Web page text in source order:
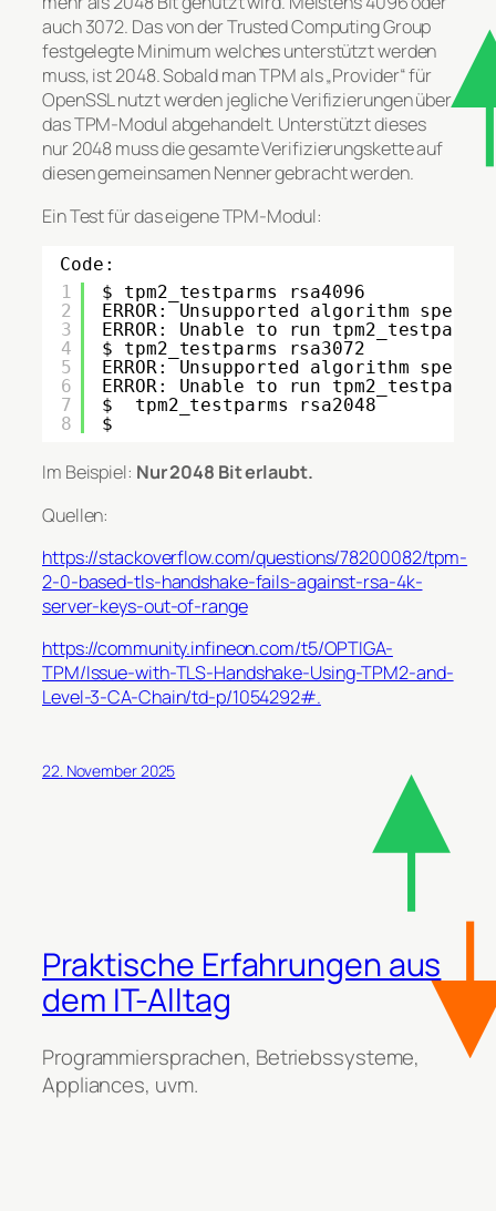
auch 3072. Das von der Trusted Computing Group
festgelegte Minimum welches unterstützt werden
muss, ist 2048. Sobald man TPM als „Provider“ für
OpenSSL nutzt werden jegliche Verifizierungen über
das TPM-Modul abgehandelt. Unterstützt dieses
nur 2048 muss die gesamte Verifizierungskette auf
diesen gemeinsamen Nenner gebracht werden.
Ein Test für das eigene TPM-Modul:
Code:
1
2
3
4
5
6
7
8
$ tpm2_testparms rsa4096
ERROR: Unsupported algorithm
ERROR: Unable to run tpm2_testparms
$ tpm2_testparms rsa3072
ERROR: Unsupported algorithm
ERROR: Unable to run tpm2_testparms
$  tpm2_testparms rsa2048
$
Im Beispiel: Nur 2048 Bit erlaubt.
Quellen:
https://stackoverflow.com/questions/78200082/tpm-
2-0-based-tls-handshake-fails-against-rsa-4k-
server-keys-out-of-range
https://community.infineon.com/t5/OPTIGA-
TPM/Issue-with-TLS-Handshake-Using-TPM2-and-
Level-3-CA-Chain/td-p/1054292#.
22. November 2025
Praktische Erfahrungen aus
dem IT-Alltag
Programmiersprachen, Betriebssysteme,
Appliances, uvm.